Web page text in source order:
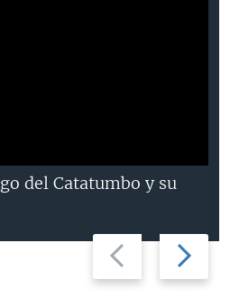
Previous
slide
Next
slide
del Catatumbo y su